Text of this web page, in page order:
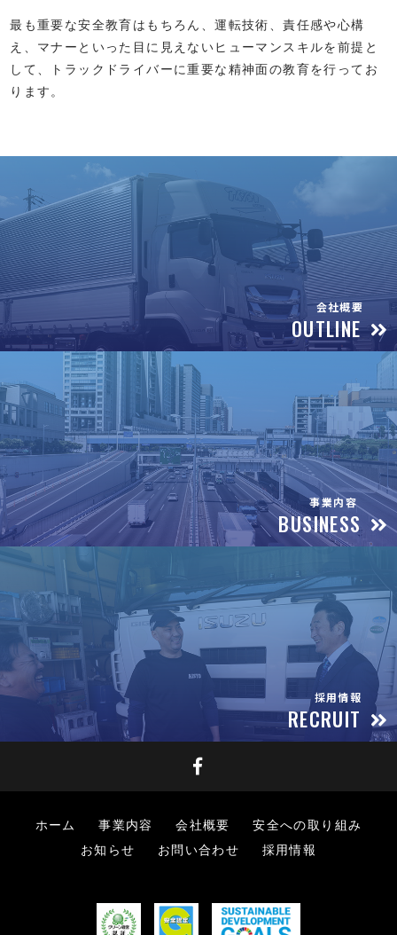
最も重要な安全教育はもちろん、運転技術、責任感や心構
え、マナーといった目に見えないヒューマンスキルを前提と
して、トラックドライバーに重要な精神面の教育を行ってお
ります。
会社概要
OUTLINE
事業内容
BUSINESS
採用情報
RECRUIT
ホーム 事業内容 会社概要
安全への取り組み
お知らせ
お問い合わせ 採用情報